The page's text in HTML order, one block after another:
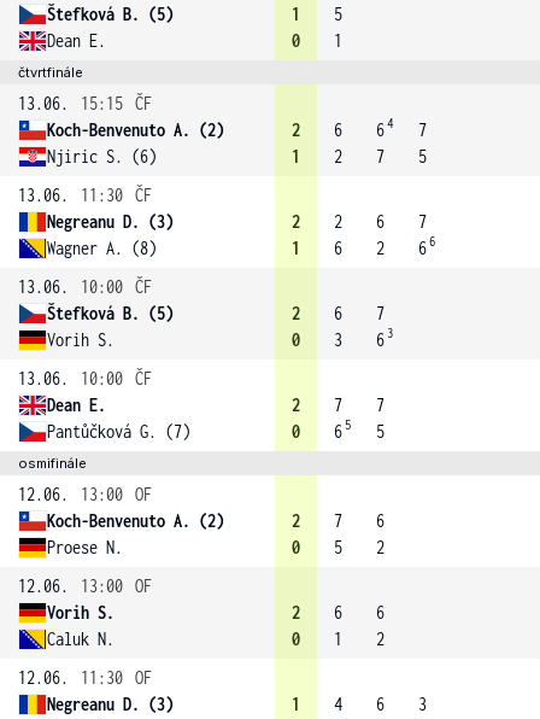
Štefková B. (5)
Dean E.
1
0
5
1
čtvrtfinále
13.06. 15:15 ČF
Koch-Benvenuto A. (2)
Njiric S. (6)
2
1
6
2
64
7
7
5
13.06.
11:30 ČF
Negreanu D. (3)
Wagner A. (8)
2
1
2
6
6
2
7
66
13.06. 10:00 ČF
Štefková B. (5)
Vorih S.
2
0
6
3
7
6 3
13.06. 10:00 ČF
Dean E.
Pantůčková G. (7)
2
0
7
6 5
7
5
osmifinále
12.06. 13:00 OF
Koch-Benvenuto A. (2)
Proese N.
2
0
7
5
6
2
12.06.
13:00 OF
Vorih S.
Caluk N.
2
0
6
1
6
2
12.06.
11:30 OF
Negreanu D. (3)
1
4
6
3